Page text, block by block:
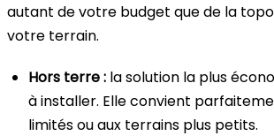
autant de votre budget que de la
votre terrain.
Hors terre : la solution la plus
à installer. Elle convient
limités ou aux terrains plus petits.